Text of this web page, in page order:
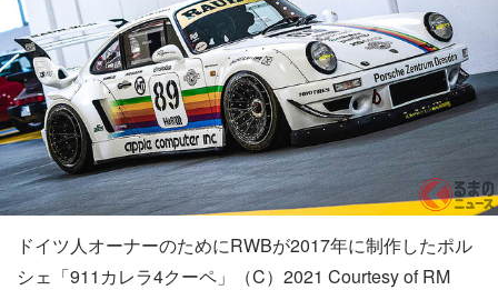
ドイツ人オーナーのためにRWBが2017年に制作したポル
シェ「911カレラ4クーペ」（C）2021 Courtesy of RM